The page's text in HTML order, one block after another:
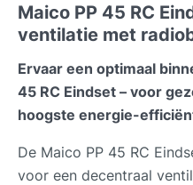
Maico PP 45 RC
ventilatie met
Ervaar een optimaal
45 RC Eindset – voor
hoogste energie-
De Maico PP 45 RC
voor een decentraal